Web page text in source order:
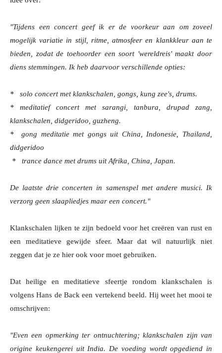
"Tijdens een concert geef ik er de voorkeur aan om zoveel
mogelijk variatie in stijl, ritme, atmosfeer en klankkleur aan te
bieden, zodat de toehoorder een soort 'wereldreis' maakt door
diens stemmingen. Ik heb daarvoor verschillende opties:
* solo concert met klankschalen, gongs, kung zee's, drums.
* meditatief concert met sarangi, tanbura, drupad zang,
klankschalen, didgeridoo, guzheng.
* gong meditatie met gongs uit China, Indonesie, Thailand,
didgeridoo
* trance dance met drums uit Afrika, China, Japan.
De laatste drie concerten in samenspel met andere musici. Ik
verzorg geen slaapliedjes maar een concert."
Klankschalen lijken te zijn bedoeld voor het creëren van rust en
een meditatieve gewijde sfeer. Maar dat wil natuurlijk niet
zeggen dat je ze hier ook voor moet gebruiken.
Dat heilige en meditatieve sfeertje rondom klankschalen is
volgens Hans de Back een vertekend beeld. Hij weet het mooi te
omschrijven:
"Even een opmerking ter ontnuchtering; klankschalen zijn van
origine keukengerei uit India. De voeding wordt opgediend in